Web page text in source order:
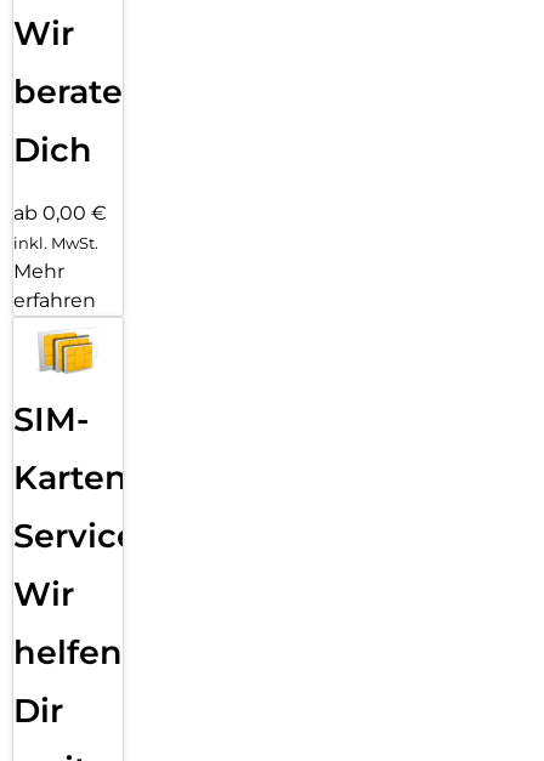
Wir
beraten
Dich
ab 0,00 €
inkl. MwSt.
Mehr
erfahren
SIM-
Karten
Service:
Wir
helfen
Dir